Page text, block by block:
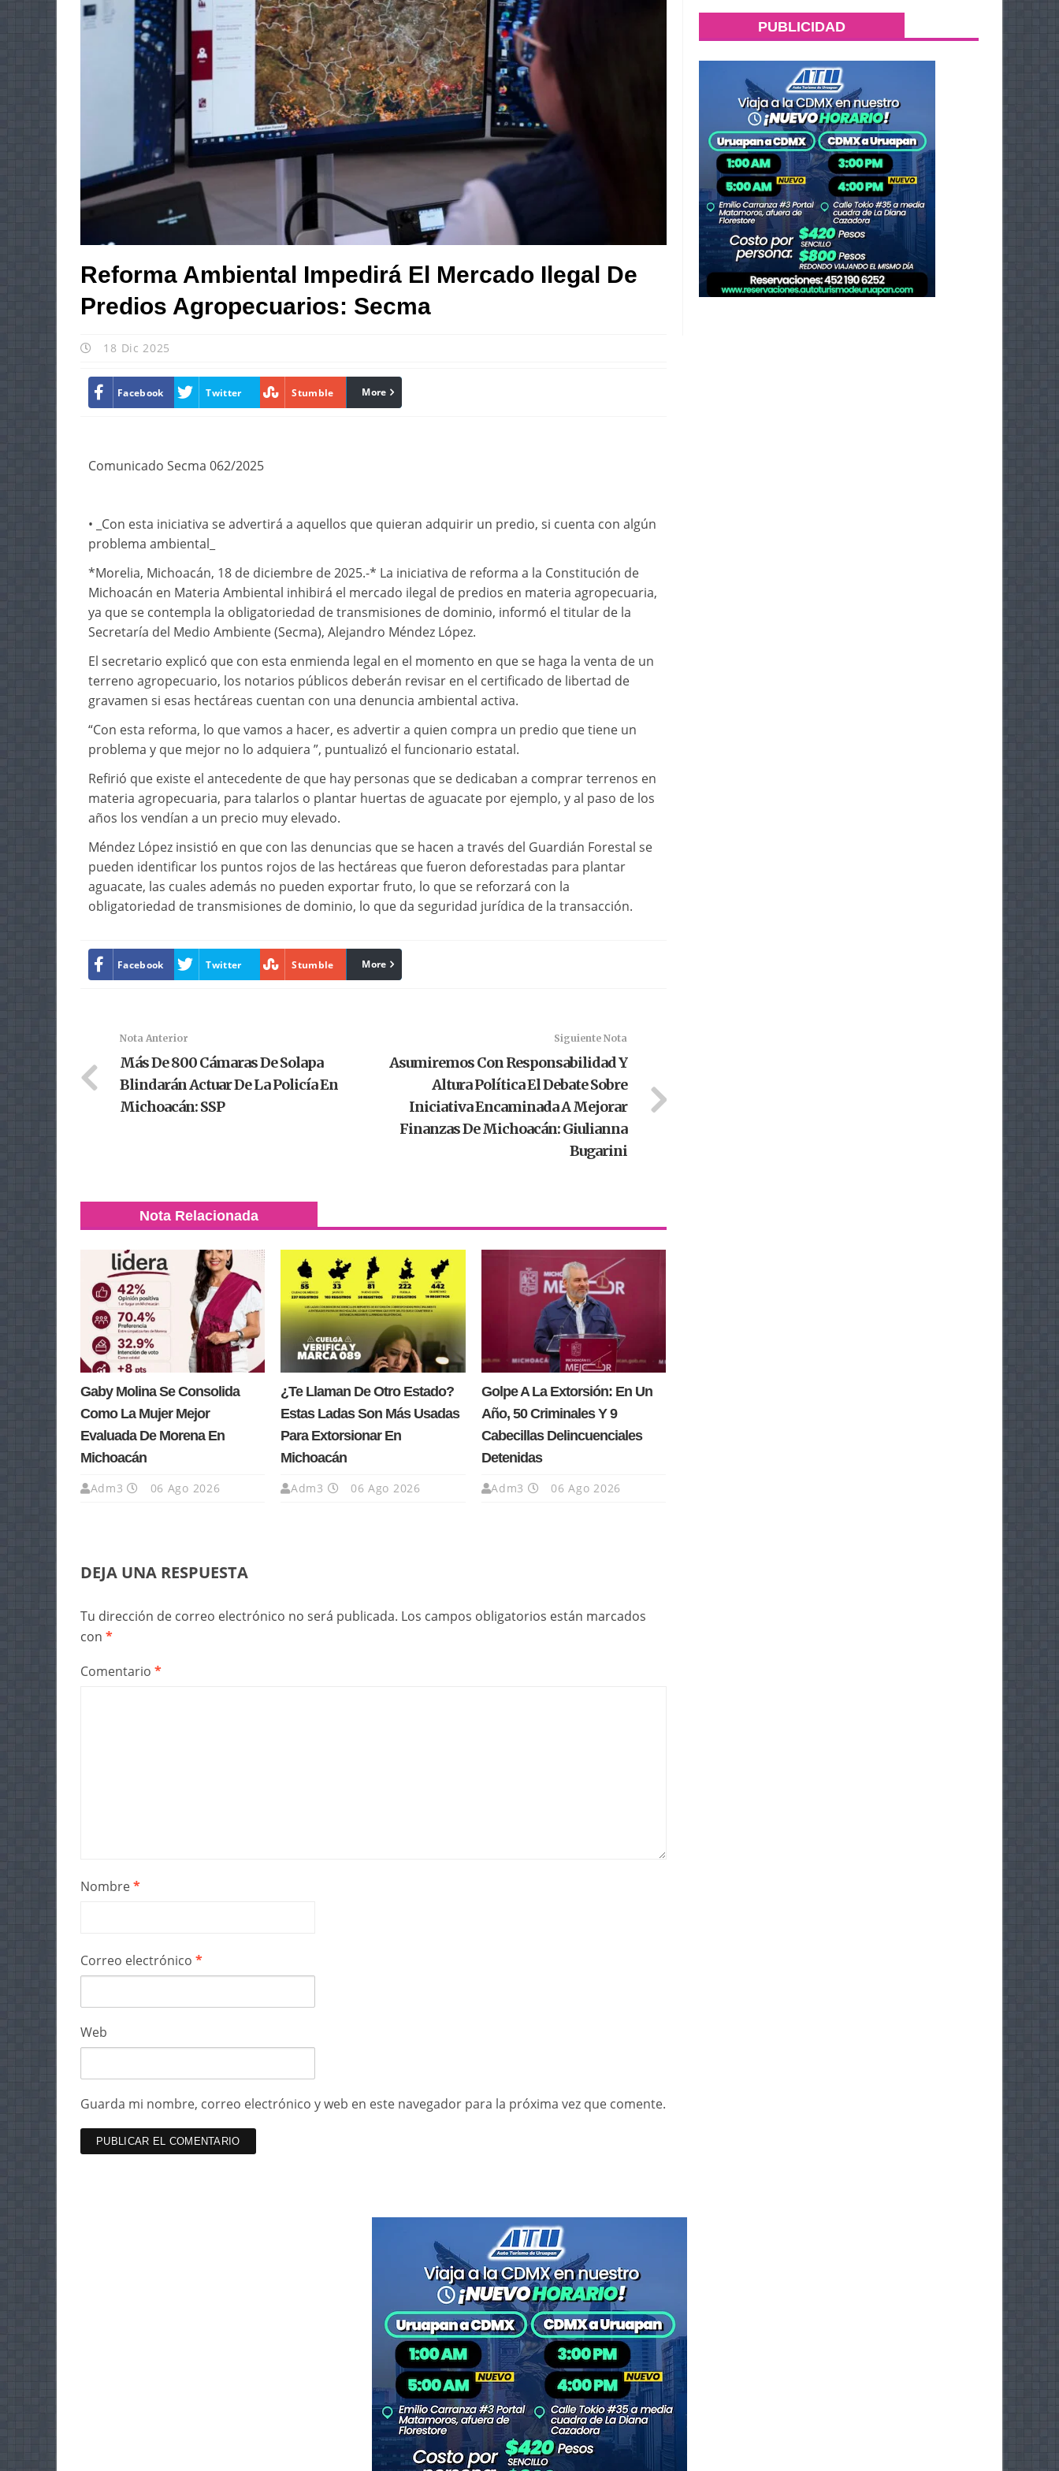
Reforma Ambiental Impedirá El Mercado Ilegal De
Predios Agropecuarios: Secma
18 Dic 2025
Facebook Twitter Stumble linkedin
More
Comunicado Secma 062/2025
• _Con esta iniciativa se advertirá a aquellos que quieran adquirir un predio, si cuenta con algún
problema ambiental_
*Morelia, Michoacán, 18 de diciembre de 2025.-* La iniciativa de reforma a la Constitución de
Michoacán en Materia Ambiental inhibirá el mercado ilegal de predios en materia agropecuaria,
ya que se contempla la obligatoriedad de transmisiones de dominio, informó el titular de la
Secretaría del Medio Ambiente (Secma), Alejandro Méndez López.
El secretario explicó que con esta enmienda legal en el momento en que se haga la venta de un
terreno agropecuario, los notarios públicos deberán revisar en el certificado de libertad de
gravamen si esas hectáreas cuentan con una denuncia ambiental activa.
“Con esta reforma, lo que vamos a hacer, es advertir a quien compra un predio que tiene un
problema y que mejor no lo adquiera ”, puntualizó el funcionario estatal.
Refirió que existe el antecedente de que hay personas que se dedicaban a comprar terrenos en
materia agropecuaria, para talarlos o plantar huertas de aguacate por ejemplo, y al paso de los
años los vendían a un precio muy elevado.
Méndez López insistió en que con las denuncias que se hacen a través del Guardián Forestal se
pueden identificar los puntos rojos de las hectáreas que fueron deforestadas para plantar
aguacate, las cuales además no pueden exportar fruto, lo que se reforzará con la
obligatoriedad de transmisiones de dominio, lo que da seguridad jurídica de la transacción.
Facebook Twitter Stumble linkedin
More
Nota Anterior
Más De 800 Cámaras De Solapa
Blindarán Actuar De La Policía En
Michoacán: SSP
Siguiente Nota
Asumiremos Con Responsabilidad Y
Altura Política El Debate Sobre
Iniciativa Encaminada A Mejorar
Finanzas De Michoacán: Giulianna
Bugarini
Nota Relacionada
Gaby Molina Se Consolida
Como La Mujer Mejor
Evaluada De Morena En
Michoacán
Adm3 06 Ago 2026
¿Te Llaman De Otro Estado?
Estas Ladas Son Más Usadas
Para Extorsionar En
Michoacán
Adm3 06 Ago 2026
Golpe A La Extorsión: En Un
Año, 50 Criminales Y 9
Cabecillas Delincuenciales
Detenidas
Adm3 06 Ago 2026
DEJA UNA RESPUESTA
Tu dirección de correo electrónico no será publicada. Los campos obligatorios están marcados
con *
Comentario *
Nombre*
Correo electrónico *
Web
Guarda mi nombre, correo electrónico y web en este navegador para la próxima vez que comente.
PUBLICIDAD